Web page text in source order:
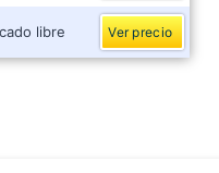
libre Ver precio